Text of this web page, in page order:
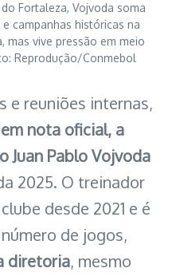
Fortaleza, Vojvoda soma
campanhas históricas na
mas vive pressão em meio
Reprodução/Conmebol
e reuniões internas,
nota oficial, a
Juan Pablo Vojvoda
2025. O treinador
desde 2021 e é
de jogos,
diretoria, mesmo